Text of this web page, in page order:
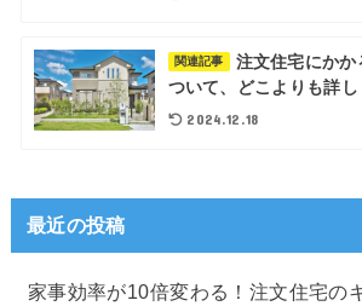
関連記事
注文住宅にか
ついて、どこよりも詳
2024.12.18
最近の投稿
家事効率が10倍変わる！注文住宅の